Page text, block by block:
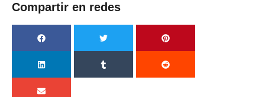
Compartir en redes